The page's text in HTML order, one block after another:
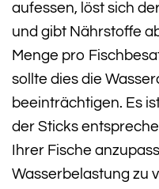
aufessen, löst sich
und gibt Nährstoffe
Menge pro
sollte dies die
beeinträchtigen. Es
der Sticks
Ihrer Fische
Wasserbelastung zu